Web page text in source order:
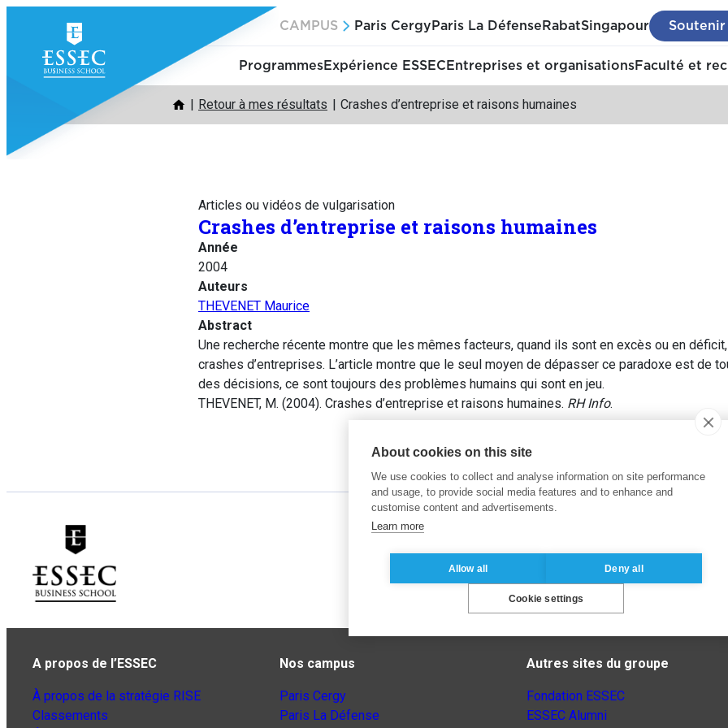
contenu
CAMPUS Paris Cergy Paris La Défense RabatSingapour Soutenir
ProgrammesExpérience ESSEC Entreprises et organisationsFaculté et
Retour à mes résultats Crashes d’entreprise et raisons humaines
Articles ou vidéos de vulgarisation
Crashes d’entreprise et raisons humaines
Année
2004
Auteurs
THEVENET Maurice
Abstract
Une recherche récente montre que les mêmes facteurs, quand ils sont en excès ou en
crashes d’entreprises. L’article montre que le seul moyen de dépasser ce paradoxe est de
des décisions, ce sont toujours des problèmes humains qui sont en jeu.
THEVENET, M. (2004). Crashes d’entreprise et raisons humaines. RH Info.
A propos de l’ESSEC
À propos de la stratégie RISE
Classements
Nos campus
Paris Cergy
Paris La Défense
Autres sites du groupe
Fondation ESSEC
ESSEC Alumni
About cookies on this site
We use cookies to collect and analyse information on site performance
and usage, to provide social media features and to enhance and
customise content and advertisements.
Learn more
Allow all Deny all
Cookie settings